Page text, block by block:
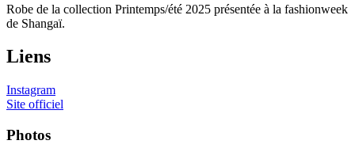
Robe de la collection Printemps/été 2025 présentée à la fashionweek
de Shangaï.
Liens
Instagram
Site officiel
Photos